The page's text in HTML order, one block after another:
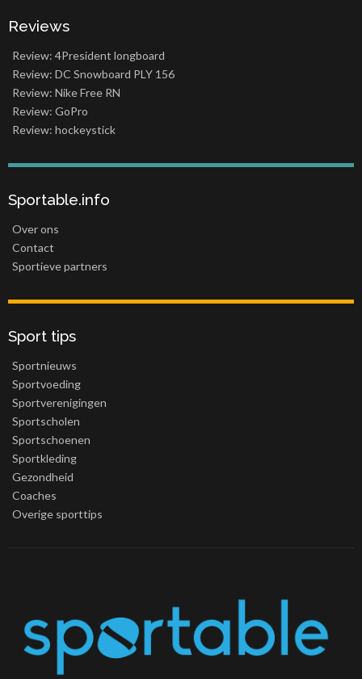
Reviews
Review: 4President longboard
Review: DC Snowboard PLY 156
Review: Nike Free RN
Review: GoPro
Review: hockeystick
Sportable.info
Over ons
Contact
Sportieve partners
Sport tips
Sportnieuws
Sportvoeding
Sportverenigingen
Sportscholen
Sportschoenen
Sportkleding
Gezondheid
Coaches
Overige sporttips